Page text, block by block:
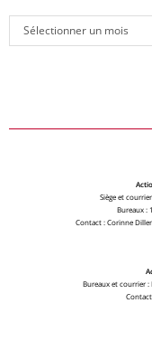
Sélectionner un mois
Siège et
Bureaux :
Contact : Corinne
Bureaux et courrier :